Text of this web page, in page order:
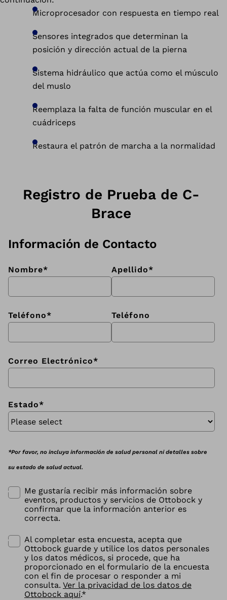
Microprocesador con respuesta en tiempo real
Sensores integrados que determinan la
posición y dirección actual de la pierna
Sistema hidráulico que actúa como el músculo
del muslo
Reemplaza la falta de función muscular en el
cuádriceps
Restaura el patrón de marcha a la normalidad
Registro de Prueba de C-
Brace
Información de Contacto
Nombre* Apellido*
Teléfono* Teléfono
Correo Electrónico*
Estado*
*Por favor, no incluya información de salud personal ni detalles sobre
su estado de salud actual.
Me gustaría recibir más información sobre
eventos, productos y servicios de Ottobock y
confirmar que la información anterior es
correcta.
Al completar esta encuesta, acepta que
Ottobock guarde y utilice los datos personales
y los datos médicos, si procede, que ha
proporcionado en el formulario de la encuesta
con el fin de procesar o responder a mi
consulta. Ver la privacidad de los datos de
Ottobock aquí.*